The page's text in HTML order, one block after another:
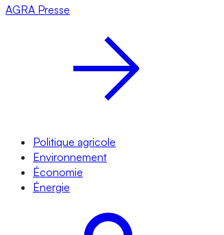
AGRA Presse
Politique agricole
Environnement
Économie
Énergie